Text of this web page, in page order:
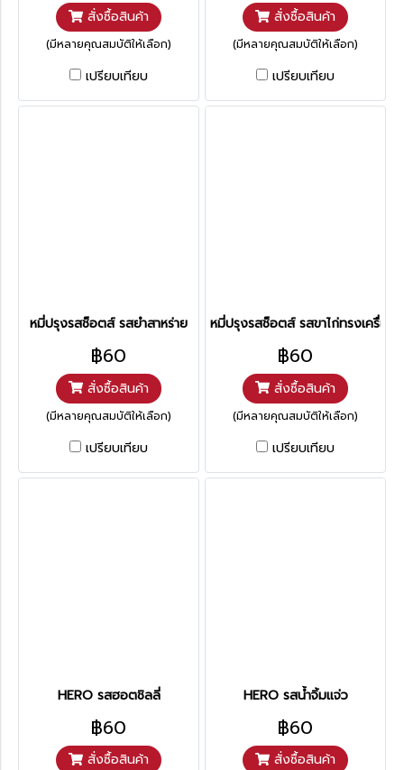
สั่งซื้อสินค้า
(มีหลายคุณสมบัติให้เลือก)
เปรียบเทียบ
สั่งซื้อสินค้า
(มีหลายคุณสมบัติให้เลือก)
เปรียบเทียบ
หมี่ปรุงรสช็อตส์ รสยำสาหร่าย
฿60
สั่งซื้อสินค้า
(มีหลายคุณสมบัติให้เลือก)
เปรียบเทียบ
หมี่ปรุงรสช็อตส์ รสขาไก่ทรงเครื่อง
฿60
สั่งซื้อสินค้า
(มีหลายคุณสมบัติให้เลือก)
เปรียบเทียบ
HERO รสฮอตชิลลี่
฿60
สั่งซื้อสินค้า
HERO รสน้ำจิ้มแจ่ว
฿60
สั่งซื้อสินค้า